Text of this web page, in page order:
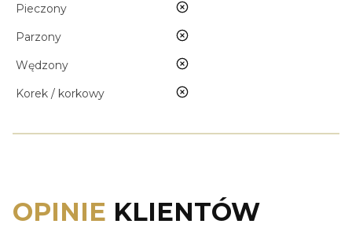
Pieczony nie
Parzony nie
Wędzony nie
Korek / korkowy nie
OPINIE KLIENTÓW